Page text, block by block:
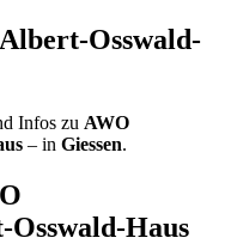
Osswald-
Infos zu AWO
– in Giessen.
Haus